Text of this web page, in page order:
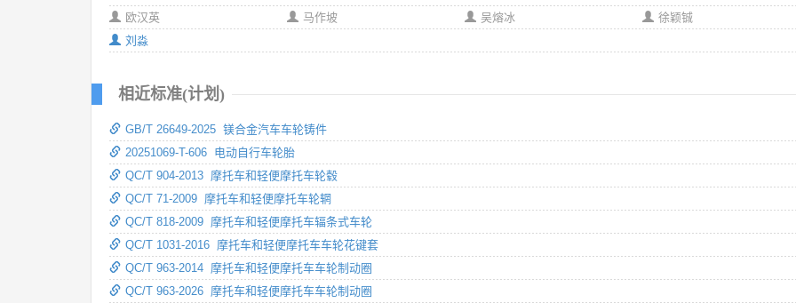
欧汉英
马作坡
刘淼
吴熔冰
徐颖铖
相近标准(计划)
GB/T 26649-2025 镁合金汽车车轮铸件
20251069-T-606 电动自行车轮胎
QC/T 904-2013 摩托车和轻便摩托车轮毂
QC/T 71-2009 摩托车和轻便摩托车轮辋
QC/T 818-2009 摩托车和轻便摩托车辐条式车轮
QC/T 1031-2016 摩托车和轻便摩托车车轮花键套
QC/T 963-2014 摩托车和轻便摩托车车轮制动圈
QC/T 963-2026 摩托车和轻便摩托车车轮制动圈